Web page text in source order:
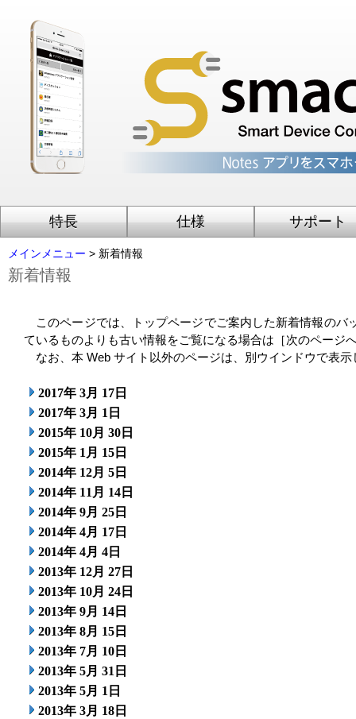
特長 仕様 サポート
メインメニュー > 新着情報
新着情報
このページでは、トップページでご案内した新着情報のバ
ているものよりも古い情報をご覧になる場合は［次のページ
なお、本 Web サイト以外のページは、別ウインドウで表示
2017年 3月 17日
2017年 3月 1日
2015年 10月 30日
2015年 1月 15日
2014年 12月 5日
2014年 11月 14日
2014年 9月 25日
2014年 4月 17日
2014年 4月 4日
2013年 12月 27日
2013年 10月 24日
2013年 9月 14日
2013年 8月 15日
2013年 7月 10日
2013年 5月 31日
2013年 5月 1日
2013年 3月 18日